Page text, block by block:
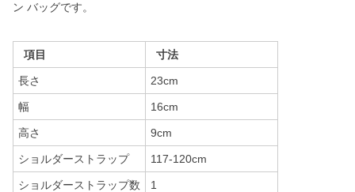
ン バッグです。
項目 寸法
長さ 23cm
幅 16cm
高さ 9cm
ショルダーストラップ 117-120cm
ショルダーストラップ数 1